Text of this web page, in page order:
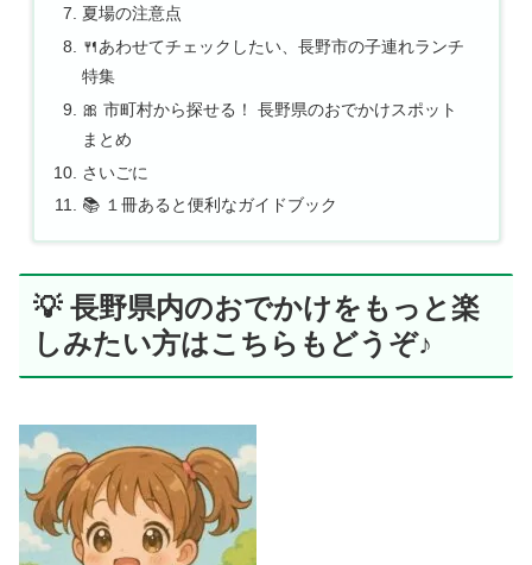
夏場の注意点
🍴あわせてチェックしたい、長野市の子連れランチ
特集
🎀 市町村から探せる！ 長野県のおでかけスポット
まとめ
さいごに
📚 １冊あると便利なガイドブック
💡 長野県内のおでかけをもっと楽
しみたい方はこちらもどうぞ♪